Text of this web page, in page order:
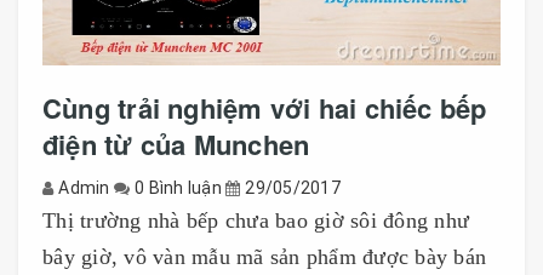
Cùng trải nghiệm với hai chiếc bếp
điện từ của Munchen
Admin 0 Bình luận 29/05/2017
Thị trường nhà bếp chưa bao giờ sôi đông như
bây giờ, vô vàn mẫu mã sản phẩm được bày bán